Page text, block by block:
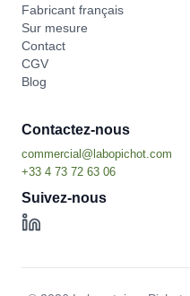
Fabricant français
Sur mesure
Contact
CGV
Blog
Contactez-nous
Suivez-nous